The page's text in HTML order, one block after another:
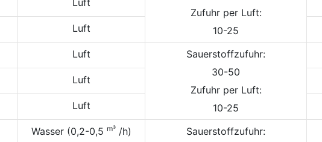
Zufuhr per Luft:
10-25
Luft
Luft
Sauerstoffzufuhr:
30-50
Zufuhr per Luft:
10-25
Luft
Luft
Wasser (0,2-0,5 m³ /h)
Sauerstoffzufuhr: